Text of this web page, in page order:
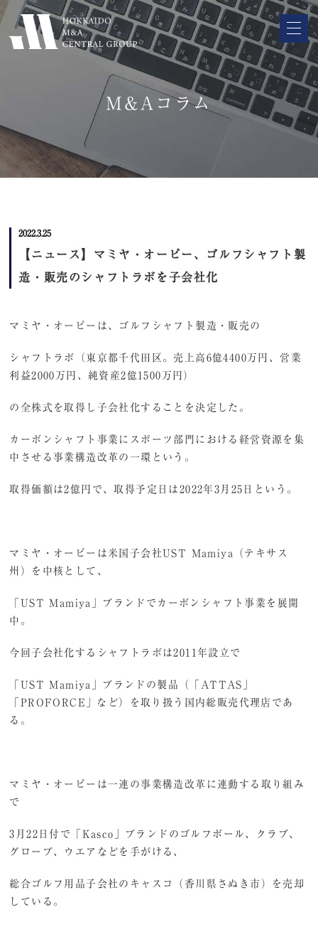
M&Aコラム
2022.3.25
【ニュース】マミヤ・オーピー、ゴルフシャフト製
造・販売のシャフトラボを子会社化
マミヤ・オーピーは、ゴルフシャフト製造・販売の
シャフトラボ（東京都千代田区。売上高6億4400万円、営業
利益2000万円、純資産2億1500万円）
の全株式を取得し子会社化することを決定した。
カーボンシャフト事業にスポーツ部門における経営資源を集
中させる事業構造改革の一環という。
取得価額は2億円で、取得予定日は2022年3月25日という。
マミヤ・オーピーは米国子会社UST Mamiya（テキサス
州）を中核として、
「UST Mamiya」ブランドでカーボンシャフト事業を展開
中。
今回子会社化するシャフトラボは2011年設立で
「UST Mamiya」ブランドの製品（「ATTAS」
「PROFORCE」など）を取り扱う国内総販売代理店であ
る。
マミヤ・オーピーは一連の事業構造改革に連動する取り組み
で
3月22日付で「Kasco」ブランドのゴルフボール、クラブ、
グローブ、ウエアなどを手がける、
総合ゴルフ用品子会社のキャスコ（香川県さぬき市）を売却
している。